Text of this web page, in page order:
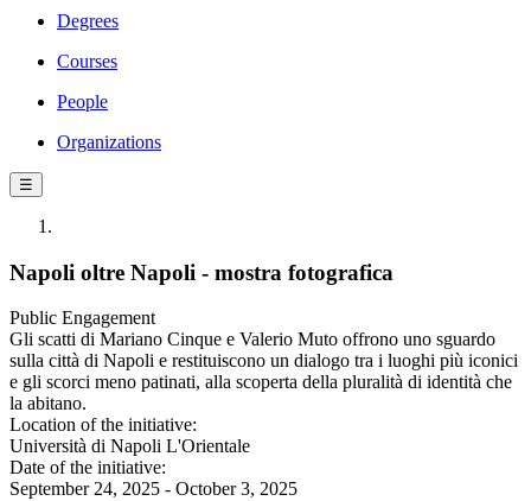
Degrees
Courses
People
Organizations
☰
Napoli oltre Napoli - mostra fotografica
Public Engagement
Gli scatti di Mariano Cinque e Valerio Muto offrono uno sguardo
sulla città di Napoli e restituiscono un dialogo tra i luoghi più iconici
e gli scorci meno patinati, alla scoperta della pluralità di identità che
la abitano.
Location of the initiative:
Università di Napoli L'Orientale
Date of the initiative:
September 24, 2025 - October 3, 2025